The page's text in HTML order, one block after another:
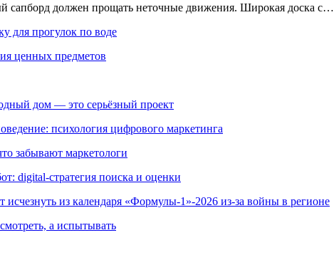
сапборд должен прощать неточные движения. Широкая доска с…
для прогулок по воде
ценных предметов
дом — это серьёзный проект
психология цифрового маркетинга
забывают маркетологи
digital-стратегия поиска и оценки
из календаря «Формулы-1»-2026 из-за войны в регионе
а испытывать